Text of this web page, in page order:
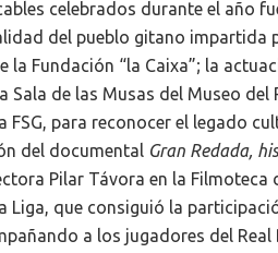
celebrados durante el año
del pueblo gitano impartida
la Fundación “la Caixa”; la
Sala de las Musas del Museo del
FSG, para reconocer el legado
del documental Gran Redada,
Pilar Távora en la Filmoteca
Liga, que consiguió la
a los jugadores del Real